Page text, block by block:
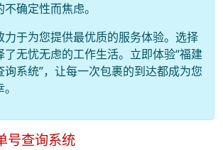
确定性而焦虑。
力于为您提供最优质的服务体验。选择
无忧无虑的工作生活。立即体验“福建
询系统”，让每一次包裹的到达都成为您
号查询系统